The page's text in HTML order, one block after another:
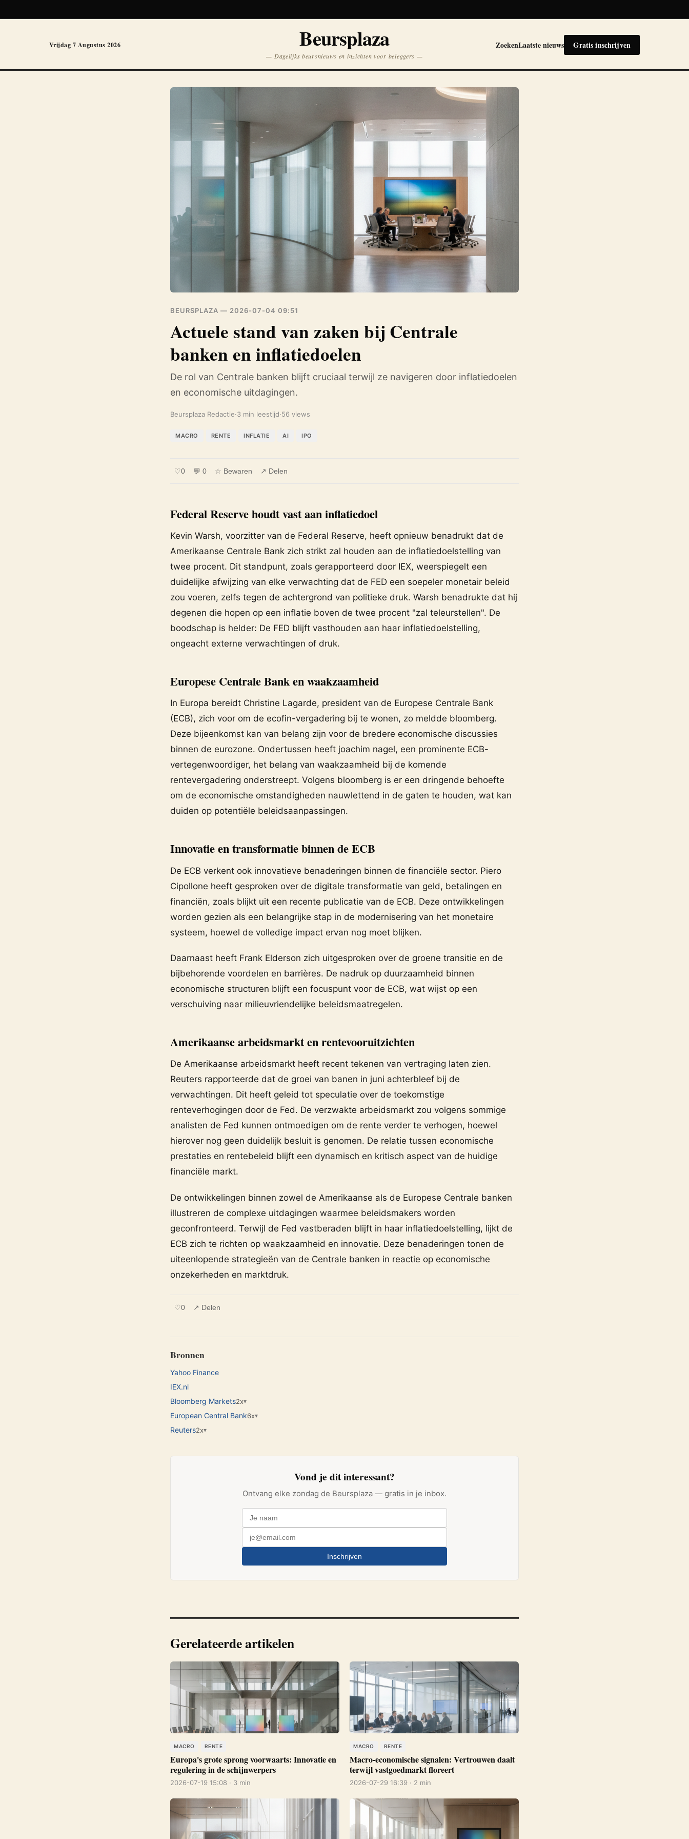
Vrijdag 7 Augustus 2026 Beursplaza
— Dagelijks beursnieuws en inzichten voor beleggers —
ZoekenLaatste nieuws Gratis inschrijven
BEURSPLAZA — 2026-07-04 09:51
Actuele stand van zaken bij Centrale
banken en inflatiedoelen
De rol van Centrale banken blijft cruciaal terwijl ze navigeren door inflatiedoelen
en economische uitdagingen.
Beursplaza Redactie·3 min leestijd·56 views
MACRO RENTE INFLATIE AI IPO
♡0 💬 0 ☆ Bewaren ↗ Delen
Federal Reserve houdt vast aan inflatiedoel
Kevin Warsh, voorzitter van de Federal Reserve, heeft opnieuw benadrukt dat de
Amerikaanse Centrale Bank zich strikt zal houden aan de inflatiedoelstelling van
twee procent. Dit standpunt, zoals gerapporteerd door IEX, weerspiegelt een
duidelijke afwijzing van elke verwachting dat de FED een soepeler monetair beleid
zou voeren, zelfs tegen de achtergrond van politieke druk. Warsh benadrukte dat hij
degenen die hopen op een inflatie boven de twee procent "zal teleurstellen". De
boodschap is helder: De FED blijft vasthouden aan haar inflatiedoelstelling,
ongeacht externe verwachtingen of druk.
Europese Centrale Bank en waakzaamheid
In Europa bereidt Christine Lagarde, president van de Europese Centrale Bank
(ECB), zich voor om de ecofin-vergadering bij te wonen, zo meldde bloomberg.
Deze bijeenkomst kan van belang zijn voor de bredere economische discussies
binnen de eurozone. Ondertussen heeft joachim nagel, een prominente ECB-
vertegenwoordiger, het belang van waakzaamheid bij de komende
rentevergadering onderstreept. Volgens bloomberg is er een dringende behoefte
om de economische omstandigheden nauwlettend in de gaten te houden, wat kan
duiden op potentiële beleidsaanpassingen.
Innovatie en transformatie binnen de ECB
De ECB verkent ook innovatieve benaderingen binnen de financiële sector. Piero
Cipollone heeft gesproken over de digitale transformatie van geld, betalingen en
financiën, zoals blijkt uit een recente publicatie van de ECB. Deze ontwikkelingen
worden gezien als een belangrijke stap in de modernisering van het monetaire
systeem, hoewel de volledige impact ervan nog moet blijken.
Daarnaast heeft Frank Elderson zich uitgesproken over de groene transitie en de
bijbehorende voordelen en barrières. De nadruk op duurzaamheid binnen
economische structuren blijft een focuspunt voor de ECB, wat wijst op een
verschuiving naar milieuvriendelijke beleidsmaatregelen.
Amerikaanse arbeidsmarkt en rentevooruitzichten
De Amerikaanse arbeidsmarkt heeft recent tekenen van vertraging laten zien.
Reuters rapporteerde dat de groei van banen in juni achterbleef bij de
verwachtingen. Dit heeft geleid tot speculatie over de toekomstige
renteverhogingen door de Fed. De verzwakte arbeidsmarkt zou volgens sommige
analisten de Fed kunnen ontmoedigen om de rente verder te verhogen, hoewel
hierover nog geen duidelijk besluit is genomen. De relatie tussen economische
prestaties en rentebeleid blijft een dynamisch en kritisch aspect van de huidige
financiële markt.
De ontwikkelingen binnen zowel de Amerikaanse als de Europese Centrale banken
illustreren de complexe uitdagingen waarmee beleidsmakers worden
geconfronteerd. Terwijl de Fed vastberaden blijft in haar inflatiedoelstelling, lijkt de
ECB zich te richten op waakzaamheid en innovatie. Deze benaderingen tonen de
uiteenlopende strategieën van de Centrale banken in reactie op economische
onzekerheden en marktdruk.
♡0 ↗ Delen
Bronnen
Yahoo Finance
IEX.nl
Bloomberg Markets2x▾
European Central Bank6x▾
Reuters2x▾
Vond je dit interessant?
Ontvang elke zondag de Beursplaza — gratis in je inbox.
Inschrijven
Gerelateerde artikelen
MACRO RENTE
Europa's grote sprong voorwaarts: Innovatie en
regulering in de schijnwerpers
2026-07-19 15:08 · 3 min
MACRO RENTE
Macro-economische signalen: Vertrouwen daalt
terwijl vastgoedmarkt floreert
2026-07-29 16:39 · 2 min